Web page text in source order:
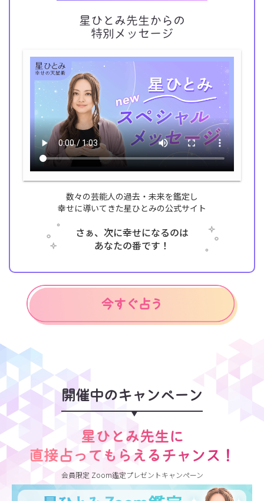
星ひとみ先生からの
特別メッセージ
数々の芸能人の過去・未来を鑑定し
幸せに導いてきた星ひとみの公式サイト
さぁ、次に幸せになるのは
あなたの番です！
開催中のキャンペーン
星ひとみ先生に
直接占ってもらえるチャンス！
会員限定 Zoom鑑定プレゼントキャンペーン